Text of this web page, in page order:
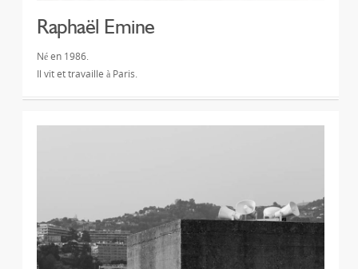
Raphaël Emine
Né en 1986.
Il vit et travaille à Paris.